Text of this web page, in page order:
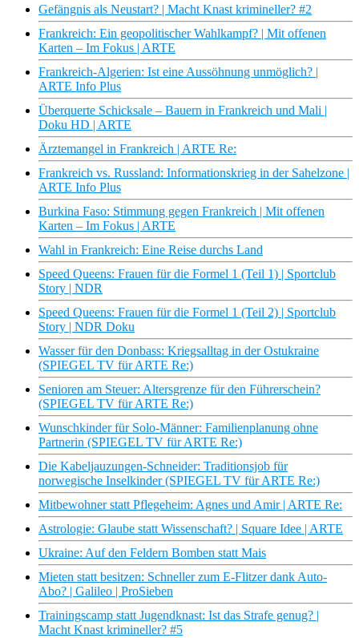
Gefängnis als Neustart? | Macht Knast krimineller? #2
Frankreich: Ein geopolitischer Wahlkampf? | Mit offenen
Karten – Im Fokus | ARTE
Frankreich-Algerien: Ist eine Aussöhnung unmöglich? |
ARTE Info Plus
Überquerte Schicksale – Bauern in Frankreich und Mali |
Doku HD | ARTE
Ärztemangel in Frankreich | ARTE Re:
Frankreich vs. Russland: Informationskrieg in der Sahelzone |
ARTE Info Plus
Burkina Faso: Stimmung gegen Frankreich | Mit offenen
Karten – Im Fokus | ARTE
Wahl in Frankreich: Eine Reise durchs Land
Speed Queens: Frauen für die Formel 1 (Teil 1) | Sportclub
Story | NDR
Speed Queens: Frauen für die Formel 1 (Teil 2) | Sportclub
Story | NDR Doku
Wasser für den Donbass: Kriegsalltag in der Ostukraine
(SPIEGEL TV für ARTE Re:)
Senioren am Steuer: Altersgrenze für den Führerschein?
(SPIEGEL TV für ARTE Re:)
Wunschkinder für Solo-Männer: Familienplanung ohne
Partnerin (SPIEGEL TV für ARTE Re:)
Die Kabeljauzungen-Schneider: Traditionsjob für
norwegische Inselkinder (SPIEGEL TV für ARTE Re:)
Mitbewohner statt Pflegeheim: Agnes und Amir | ARTE Re:
Astrologie: Glaube statt Wissenschaft? | Square Idee | ARTE
Ukraine: Auf den Feldern Bomben statt Mais
Mieten statt besitzen: Schneller zum E-Flitzer dank Auto-
Abo? | Galileo | ProSieben
Trainingscamp statt Jugendknast: Ist das Strafe genug? |
Macht Knast krimineller? #5